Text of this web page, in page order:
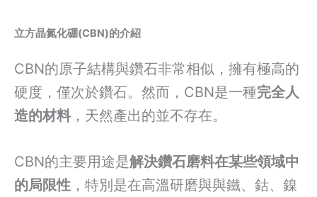
立方晶氮化硼(CBN)的介紹
CBN的原子結構與鑽石非常相似，擁有極高的
硬度，僅次於鑽石。然而，CBN是一種完全人
造的材料，天然產出的並不存在。
CBN的主要用途是解決鑽石磨料在某些領域中
的局限性 ，特別是在高溫研磨與與鐵、鈷、鎳